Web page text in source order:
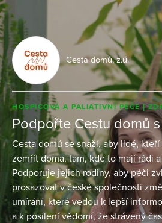
Cesta domů, z.ú.
HOSPICOVÁ A PALIATIVNÍ PÉČE
Podpořte Cestu domů
Cesta domů se snaží, aby lidé,
zemřít doma, tam, kde to mají rádi
Podporuje jejich rodiny, aby péči
prosazovat v české společnosti
umírání, které vedou k lepší
a k posílení vědomí, že strávený